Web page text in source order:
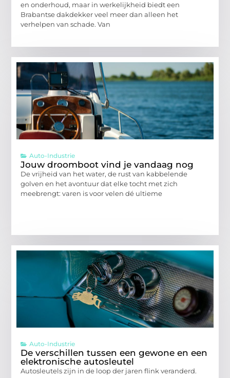
en onderhoud, maar in werkelijkheid biedt een
Brabantse dakdekker veel meer dan alleen het
verhelpen van schade. Van
Auto-Industrie
Jouw droomboot vind je vandaag nog
De vrijheid van het water, de rust van kabbelende
golven en het avontuur dat elke tocht met zich
meebrengt: varen is voor velen dé ultieme
Auto-Industrie
De verschillen tussen een gewone en een
elektronische autosleutel
Autosleutels zijn in de loop der jaren flink veranderd.